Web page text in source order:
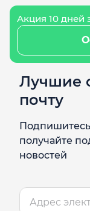
Акция 10 дней
Лучшие
почту
получайте
новостей